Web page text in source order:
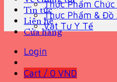
Tin tức
Liên hệ
Cửa hàng
Login
Cart / 0 VND
Thực Phẩm
Thực Phẩm & Đồ
Vật Tư Y Tế